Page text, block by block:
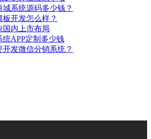
系统源码多少钱？
开发怎么样？
国内上市布局
统APP定制多少钱
发微信分销系统？